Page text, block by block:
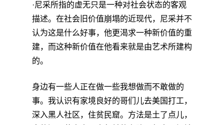
·尼采所指的虚无只是一种对社会状态的客观
描述。在社会旧价值崩塌的近现代，尼采并不
认为这是什么好事，他更渴求一种新价值的重
建，而这种新价值在他看来就是由艺术所建构
的。
身边有一些人正在做一些我想做而不敢做的
事。我认识有家境良好的哥们儿去美国打工，
深入黑人社区，住贫民窟。方法是土了点儿，